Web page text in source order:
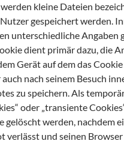
werden kleine Dateien
gespeichert werden.
unterschiedliche Angaben
dient primär dazu, die
Gerät auf dem das
nach seinem Besuch
zu speichern. Als
oder „transiente
gelöscht werden, nachdem
verlässt und seinen